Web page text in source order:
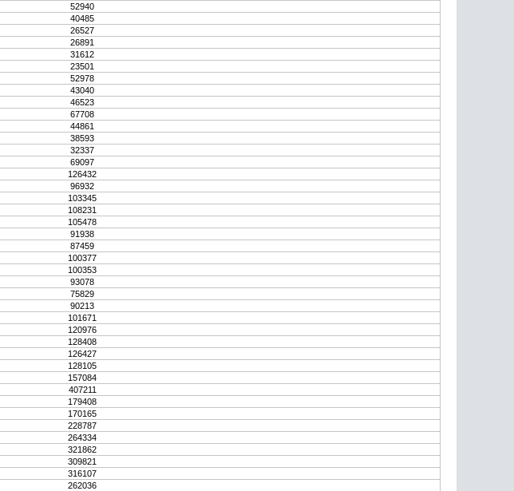
52940
40485
26527
26891
31612
23501
52978
43040
46523
67708
44861
38593
32337
69097
126432
96932
103345
108231
105478
91938
87459
100377
100353
93078
75829
90213
101671
120976
128408
126427
128105
157084
407211
179408
170165
228787
264334
321862
309821
316107
262036